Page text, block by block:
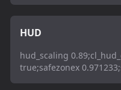
HUD
hud_scaling
true;safezonex